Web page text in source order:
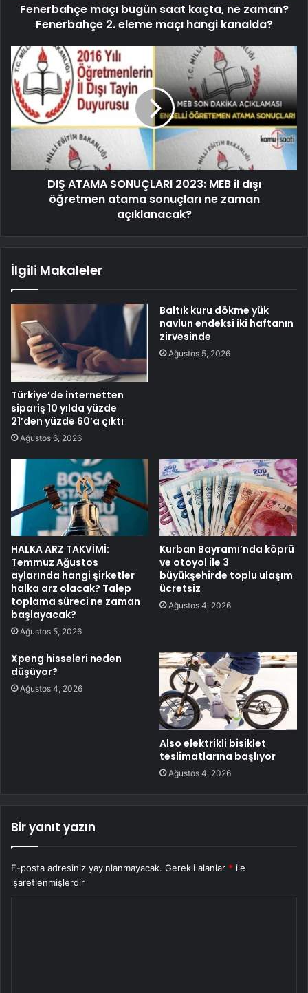
Fenerbahçe maçı bugün saat kaçta, ne zaman?
Fenerbahçe 2. eleme maçı hangi kanalda?
DIŞ ATAMA SONUÇLARI 2023: MEB il dışı
öğretmen atama sonuçları ne zaman
açıklanacak?
İlgili Makaleler
Türkiye’de internetten
sipariş 10 yılda yüzde
21’den yüzde 60’a çıktı
Ağustos 6, 2026
Baltık kuru dökme yük
navlun endeksi iki haftanın
zirvesinde
Ağustos 5, 2026
HALKA ARZ TAKVİMİ:
Temmuz Ağustos
aylarında hangi şirketler
halka arz olacak? Talep
toplama süreci ne zaman
başlayacak?
Ağustos 5, 2026
Kurban Bayramı’nda köprü
ve otoyol ile 3
büyükşehirde toplu ulaşım
ücretsiz
Ağustos 4, 2026
Xpeng hisseleri neden
düşüyor?
Ağustos 4, 2026
Also elektrikli bisiklet
teslimatlarına başlıyor
Ağustos 4, 2026
Bir yanıt yazın
E-posta adresiniz yayınlanmayacak. Gerekli alanlar * ile
işaretlenmişlerdir